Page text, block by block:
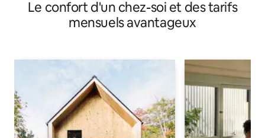
Le confort d'un chez-soi et des tarifs
mensuels avantageux